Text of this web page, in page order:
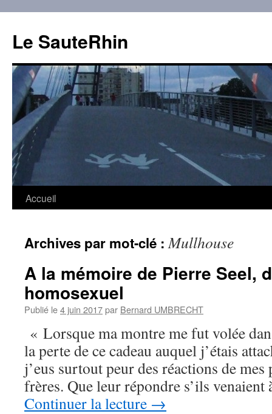
contenu
Le SauteRhin
Accueil
Archives par mot-clé :Mullhouse
A la mémoire de Pierre Seel,
homosexuel
Publié le4 juin 2017par Bernard UMBRECHT
« Lorsque ma montre me fut volée
la perte de ce cadeau auquel j’étais
j’eus surtout peur des réactions de mes
frères. Que leur répondre s’ils
Continuer la lecture →